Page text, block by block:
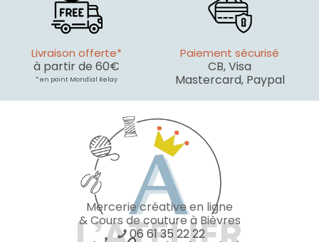
Livraison offerte*
à partir de 60€
* en point Mondial Relay
Paiement sécurisé
CB, Visa
Mastercard, Paypal
Mercerie créative en ligne
& Cours de couture à Bièvres
06 61 35 22 22